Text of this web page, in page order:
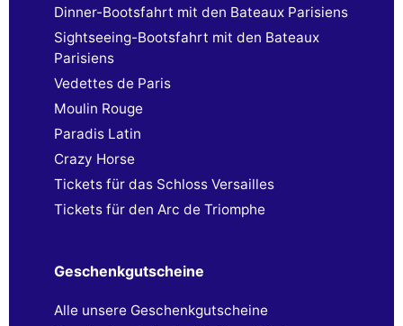
Dinner-Bootsfahrt mit den Bateaux Parisiens
Sightseeing-Bootsfahrt mit den Bateaux
Parisiens
Vedettes de Paris
Moulin Rouge
Paradis Latin
Crazy Horse
Tickets für das Schloss Versailles
Tickets für den Arc de Triomphe
Geschenkgutscheine
Alle unsere Geschenkgutscheine